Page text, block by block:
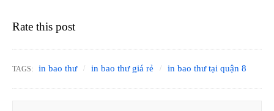
Rate this post
TAGS: in bao thư in bao thư giá rẻ in bao thư tại quận 8